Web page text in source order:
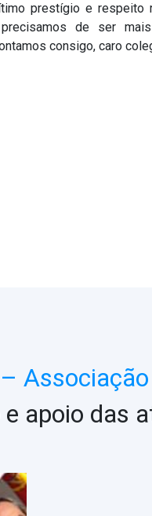
prestígio e respeito
de ser
consigo, caro
apoio das